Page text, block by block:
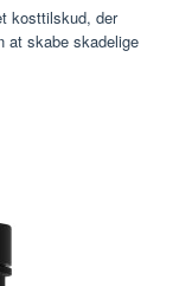
kosttilskud, der
at skabe skadelige